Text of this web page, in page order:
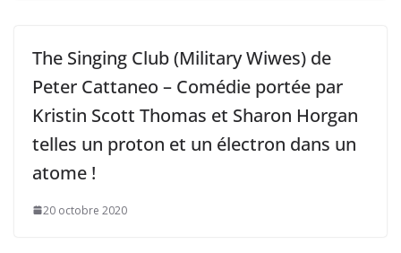
The Singing Club (Military Wiwes) de
Peter Cattaneo – Comédie portée par
Kristin Scott Thomas et Sharon Horgan
telles un proton et un électron dans un
atome !
20 octobre 2020